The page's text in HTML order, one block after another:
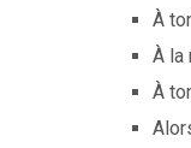
À
À la
À